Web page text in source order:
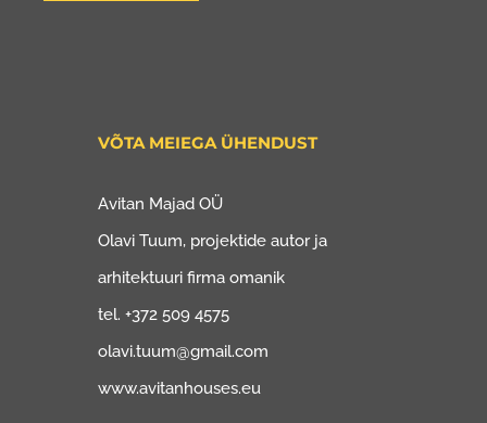
VÕTA MEIEGA ÜHENDUST
Avitan Majad OÜ
Olavi Tuum, projektide autor ja
arhitektuuri firma omanik
tel. +372 509 4575
olavi.tuum@gmail.com
www.avitanhouses.eu